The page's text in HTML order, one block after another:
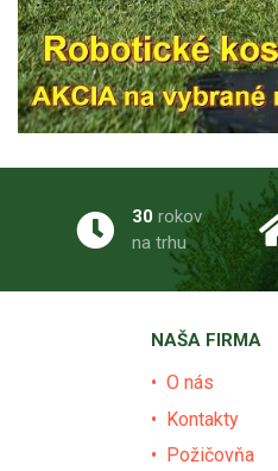
30 rokov
na trhu
NAŠA FIRMA
O nás
Kontakty
Požičovňa